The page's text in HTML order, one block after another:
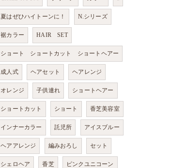
夏はぜひハイトーンに！ N.シリーズ
裾カラー HAIR SET
ショート ショートカット ショートヘアー
成人式 ヘアセット ヘアレンジ
オレンジ 子供連れ ショートヘアー
ショートカット ショート 香芝美容室
インナーカラー 託児所 アイスブルー
ヘアアレンジ 編みおろし セット
シェロヘア 香芝 ピンクユニコーン